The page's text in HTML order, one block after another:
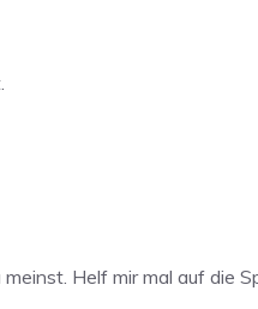
Helf mir mal auf die